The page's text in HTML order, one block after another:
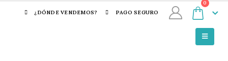
¿DÓNDE VENDEMOS? PAGO SEGURO
0